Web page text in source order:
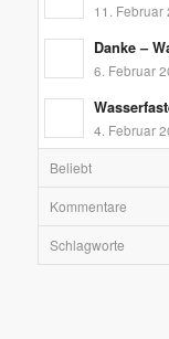
11. Februar
Danke –
6. Februar
4. Februar
Beliebt
Kommentare
Schlagworte